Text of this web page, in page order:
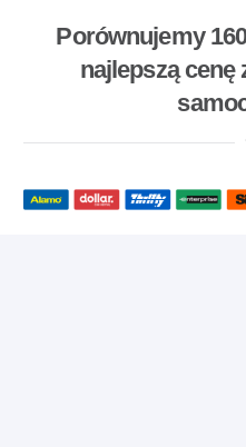
Porównujemy
najlepszą cenę